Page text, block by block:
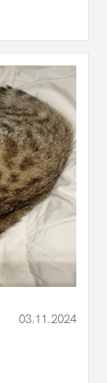
03.11.2024